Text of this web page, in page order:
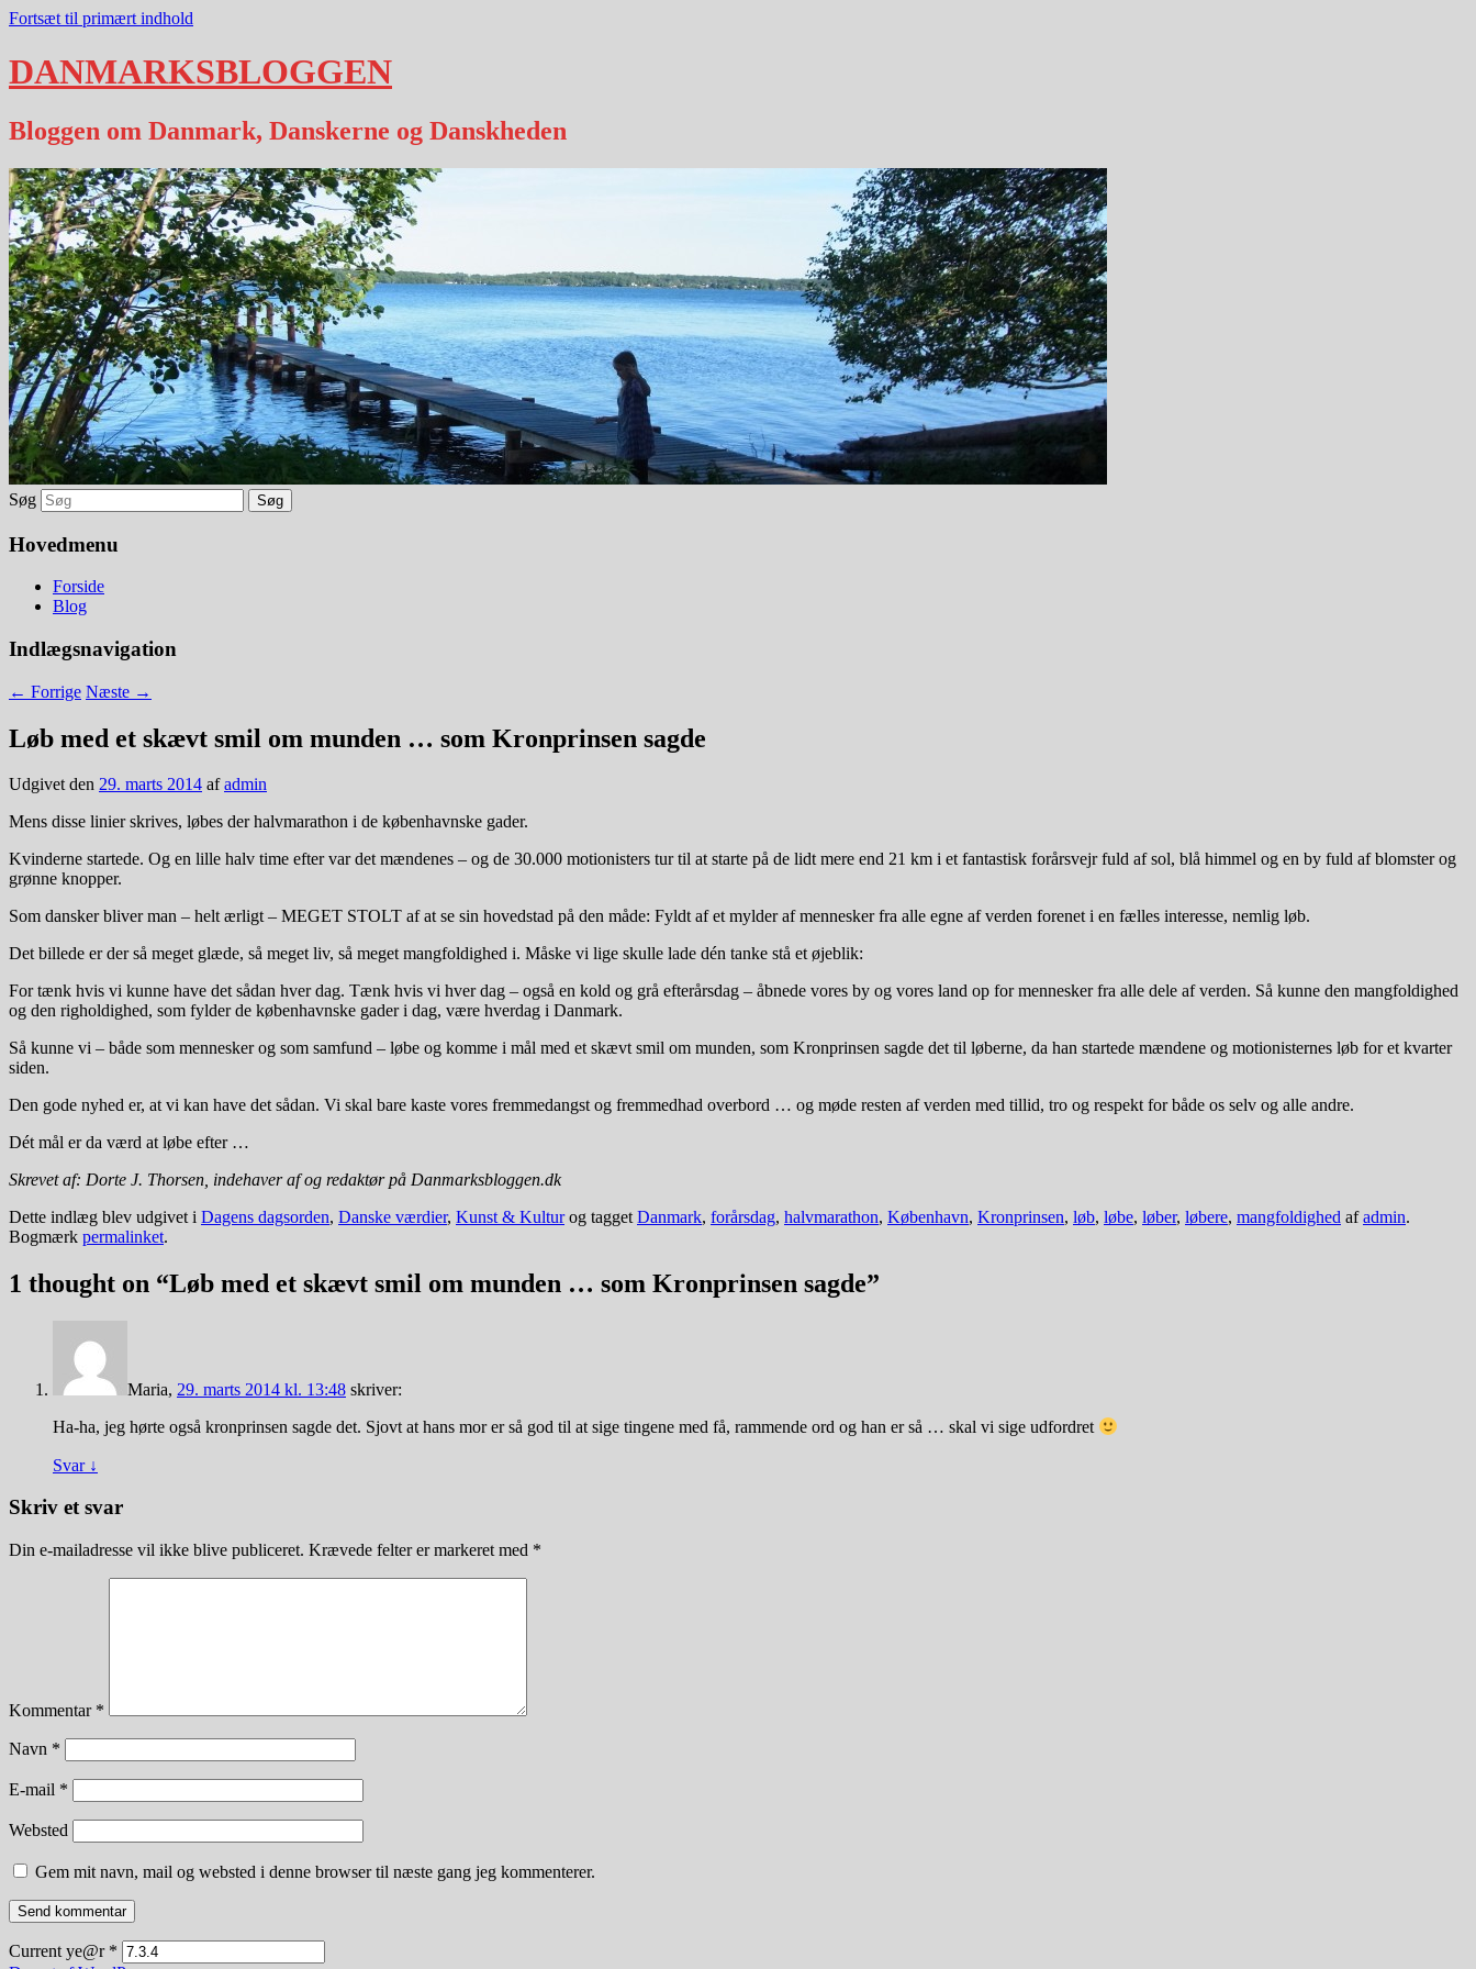
Fortsæt til primært indhold
DANMARKSBLOGGEN
Bloggen om Danmark, Danskerne og Danskheden
Søg
Hovedmenu
Forside
Blog
Indlægsnavigation
← Forrige Næste →
Løb med et skævt smil om munden … som Kronprinsen sagde
Udgivet den 29. marts 2014 afadmin
Mens disse linier skrives, løbes der halvmarathon i de københavnske gader.
Kvinderne startede. Og en lille halv time efter var det mændenes – og de 30.000 motionisters tur til at starte på de lidt mere end 21 km i et fantastisk forårsvejr fuld af sol, blå himmel og en by fuld af blomster og
grønne knopper.
Som dansker bliver man – helt ærligt – MEGET STOLT af at se sin hovedstad på den måde: Fyldt af et mylder af mennesker fra alle egne af verden forenet i en fælles interesse, nemlig løb.
Det billede er der så meget glæde, så meget liv, så meget mangfoldighed i. Måske vi lige skulle lade dén tanke stå et øjeblik:
For tænk hvis vi kunne have det sådan hver dag. Tænk hvis vi hver dag – også en kold og grå efterårsdag – åbnede vores by og vores land op for mennesker fra alle dele af verden. Så kunne den mangfoldighed
og den righoldighed, som fylder de københavnske gader i dag, være hverdag i Danmark.
Så kunne vi – både som mennesker og som samfund – løbe og komme i mål med et skævt smil om munden, som Kronprinsen sagde det til løberne, da han startede mændene og motionisternes løb for et kvarter
siden.
Den gode nyhed er, at vi kan have det sådan. Vi skal bare kaste vores fremmedangst og fremmedhad overbord … og møde resten af verden med tillid, tro og respekt for både os selv og alle andre.
Dét mål er da værd at løbe efter …
Skrevet af: Dorte J. Thorsen, indehaver af og redaktør på Danmarksbloggen.dk
Dette indlæg blev udgivet i Dagens dagsorden, Danske værdier, Kunst & Kulturog taggetDanmark, forårsdag, halvmarathon, København, Kronprinsen, løb, løbe, løber, løbere, mangfoldighed afadmin.
Bogmærk permalinket.
1 thought on “Løb med et skævt smil om munden … som Kronprinsen sagde”
Maria, 29. marts 2014 kl. 13:48 skriver:
Ha-ha, jeg hørte også kronprinsen sagde det. Sjovt at hans mor er så god til at sige tingene med få, rammende ord og han er så … skal vi sige udfordret
Svar ↓
Skriv et svar
Din e-mailadresse vil ikke blive publiceret. Krævede felter er markeret med *
Kommentar *
Navn *
E-mail *
Websted
Gem mit navn, mail og websted i denne browser til næste gang jeg kommenterer.
Current ye@r *